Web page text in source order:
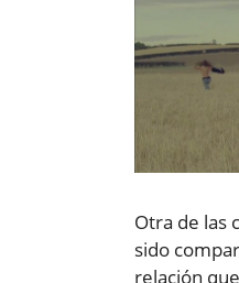
Otra de las
sido
relación